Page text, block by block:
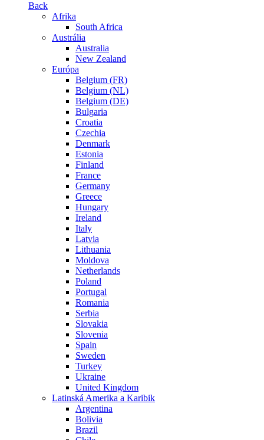
Back
Afrika
South Africa
Austrália
Australia
New Zealand
Európa
Belgium (FR)
Belgium (NL)
Belgium (DE)
Bulgaria
Croatia
Czechia
Denmark
Estonia
Finland
France
Germany
Greece
Hungary
Ireland
Italy
Latvia
Lithuania
Moldova
Netherlands
Poland
Portugal
Romania
Serbia
Slovakia
Slovenia
Spain
Sweden
Turkey
Ukraine
United Kingdom
Latinská Amerika a Karibik
Argentina
Bolivia
Brazil